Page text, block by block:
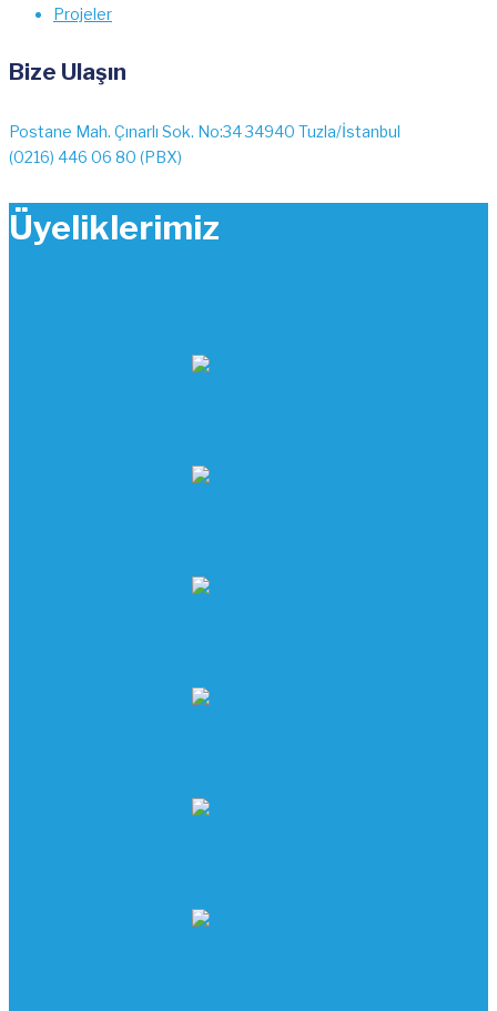
Projeler
Bize Ulaşın
Postane Mah. Çınarlı Sok. No:34 34940 Tuzla/İstanbul
(0216) 446 06 80 (PBX)
Üyeliklerimiz